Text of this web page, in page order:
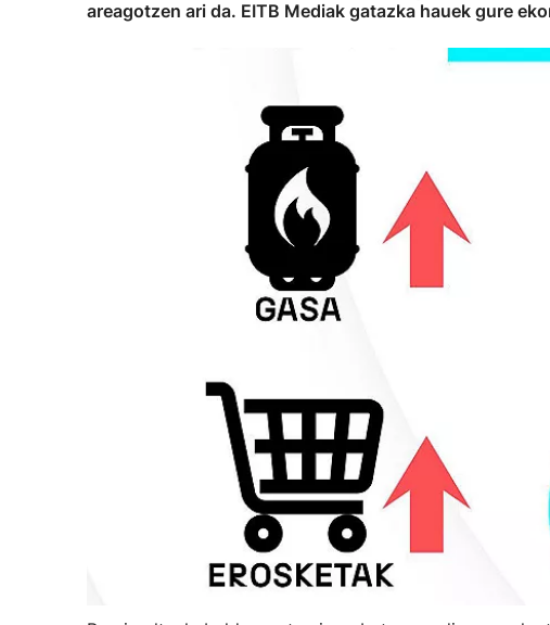
areagotzen ari da. EITB Mediak gatazka hauek gure